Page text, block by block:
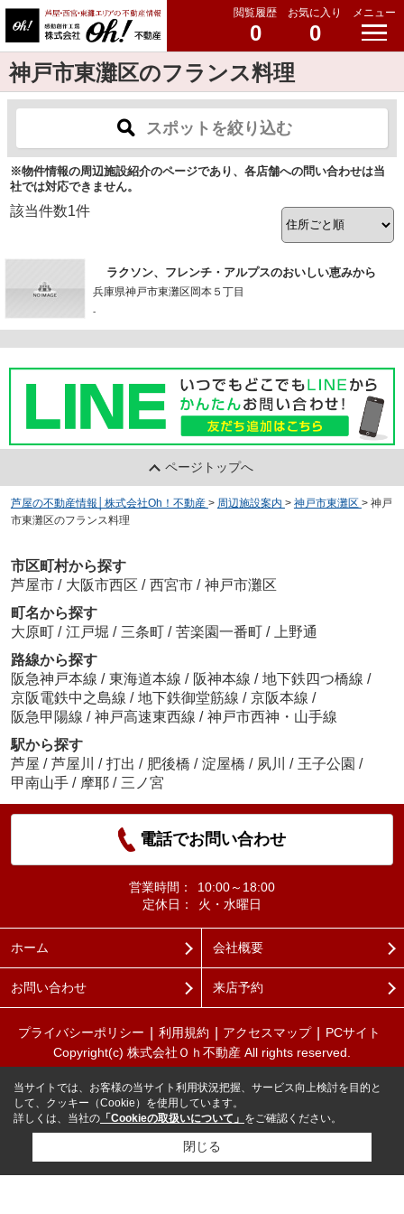
閲覧履歴
0
お気に入り
0
メニュー
神戸市東灘区のフランス料理
スポットを絞り込む
※物件情報の周辺施設紹介のページであり、各店舗への問い合わせは当
社では対応できません。
該当件数1件
ラクソン、フレンチ・アルプスのおいしい恵みから
兵庫県神戸市東灘区岡本５丁目
-
ページトップへ
芦屋の不動産情報│株式会社Oh！不動産 > 周辺施設案内 > 神戸市東灘区 > 神戸
市東灘区のフランス料理
市区町村から探す
芦屋市 / 大阪市西区 / 西宮市 / 神戸市灘区
町名から探す
大原町 / 江戸堀 / 三条町 / 苦楽園一番町 /
上野通
路線から探す
阪急神戸本線 / 東海道本線 / 阪神本線 / 地下鉄四つ橋線 /
京阪電鉄中之島線 / 地下鉄御堂筋線 / 京阪本線 /
阪急甲陽線 / 神戸高速東西線 / 神戸市西神・山手線
駅から探す
芦屋 / 芦屋川 / 打出 / 肥後橋 / 淀屋橋 / 夙川 / 王子公園 /
甲南山手 / 摩耶 / 三ノ宮
電話でお問い合わせ
営業時間：
10:00～18:00
定休日：
火・水曜日
ホーム 会社概要
お問い合わせ 来店予約
プライバシーポリシー 利用規約 アクセスマップ
PCサイト
Copyright(c) 株式会社Ｏｈ不動産 All rights reserved.
当サイトでは、お客様の当サイト利用状況把握、サービス向上検討を目的と
して、クッキー（Cookie）を使用しています。
詳しくは、当社の 「Cookieの取扱いについて」 をご確認ください。
閉じる